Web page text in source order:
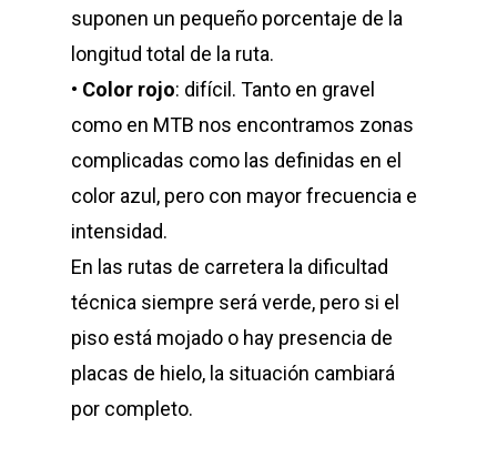
suponen un pequeño porcentaje de la
longitud total de la ruta.
• Color rojo: difícil. Tanto en gravel
como en MTB nos encontramos zonas
complicadas como las definidas en el
color azul, pero con mayor frecuencia e
intensidad.
En las rutas de carretera la dificultad
técnica siempre será verde, pero si el
piso está mojado o hay presencia de
placas de hielo, la situación cambiará
por completo.